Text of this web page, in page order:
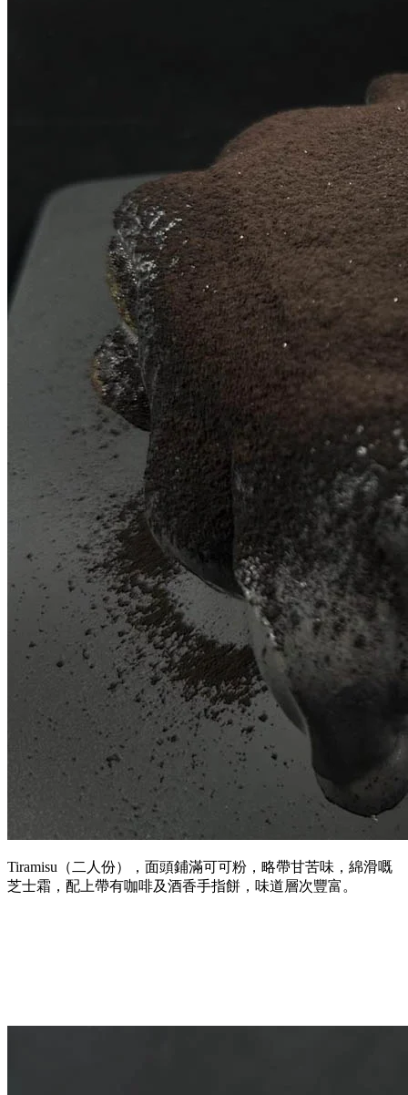
Tiramisu（二人份），面頭鋪滿可可粉，略帶甘苦味，綿滑嘅
芝士霜，配上帶有咖啡及酒香手指餅，味道層次豐富。